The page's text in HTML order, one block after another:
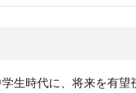
生時代に、将来を有望